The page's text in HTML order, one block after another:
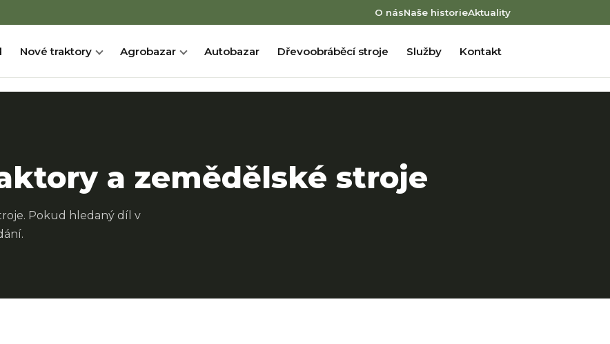
O násNaše historieAktuality
Nové traktory Agrobazar Autobazar Dřevoobráběcí stroje Služby Kontakt
a zemědělské stroje
Pokud hledaný díl v